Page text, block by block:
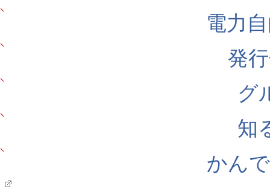
電力
発
グ
知
かん